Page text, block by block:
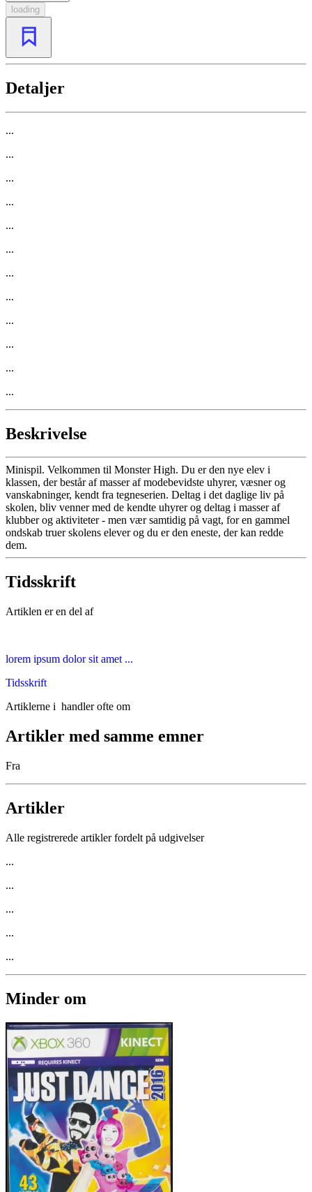
loading
Detaljer
...
...
...
...
...
...
...
...
...
...
...
...
Beskrivelse
Minispil. Velkommen til Monster High. Du er den nye elev i
klassen, der består af masser af modebevidste uhyrer, væsner og
vanskabninger, kendt fra tegneserien. Deltag i det daglige liv på
skolen, bliv venner med de kendte uhyrer og deltag i masser af
klubber og aktiviteter - men vær samtidig på vagt, for en gammel
ondskab truer skolens elever og du er den eneste, der kan redde
dem.
Tidsskrift
Artiklen er en del af
lorem ipsum dolor sit amet ...
Tidsskrift
Artiklerne i handler ofte om
Artikler med samme emner
Fra
Artikler
Alle registrerede artikler fordelt på udgivelser
...
...
...
...
...
Minder om